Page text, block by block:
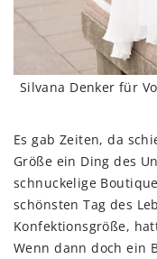
Silvana Denker für
Es gab Zeiten, da
Größe ein Ding des
schnuckelige
schönsten Tag des
Konfektionsgröße,
Wenn dann doch ein